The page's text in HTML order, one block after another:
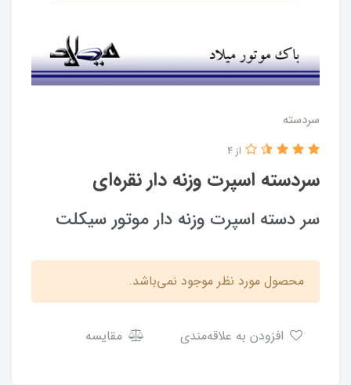
سردسته
سردسته اسپرت وزنه دار نقره‌ای
از 4
سر دسته اسپرت وزنه دار موتور سیکلت
محصول مورد نظر موجود نمی‌باشد.
مقایسه